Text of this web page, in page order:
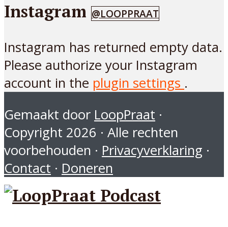
Instagram @LOOPPRAAT
Instagram has returned empty data.
Please authorize your Instagram
account in the plugin settings .
Gemaakt door LoopPraat ·
Copyright 2026 · Alle rechten
voorbehouden · Privacyverklaring ·
Contact · Doneren